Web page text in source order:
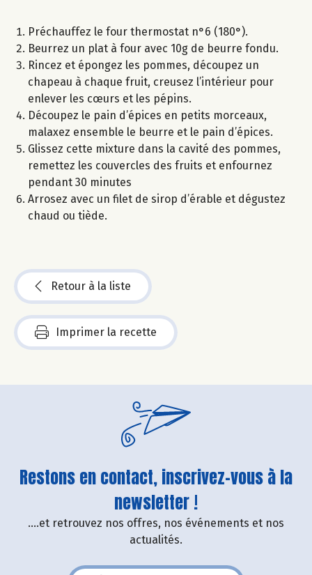
Préchauffez le four thermostat n°6 (180°).
Beurrez un plat à four avec 10g de beurre fondu.
Rincez et épongez les pommes, découpez un
chapeau à chaque fruit, creusez l’intérieur pour
enlever les cœurs et les pépins.
Découpez le pain d’épices en petits morceaux,
malaxez ensemble le beurre et le pain d’épices.
Glissez cette mixture dans la cavité des pommes,
remettez les couvercles des fruits et enfournez
pendant 30 minutes
Arrosez avec un filet de sirop d’érable et dégustez
chaud ou tiède.
Retour à la liste
Imprimer la recette
Restons en contact, inscrivez-vous à la
newsletter !
....et retrouvez nos offres, nos événements et nos
actualités.